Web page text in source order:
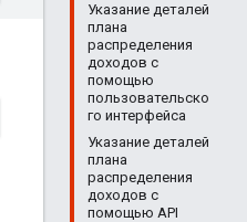
Указание деталей
плана
распределения
доходов с
помощью
пользовательско
го интерфейса
Указание деталей
плана
распределения
доходов с
помощью API